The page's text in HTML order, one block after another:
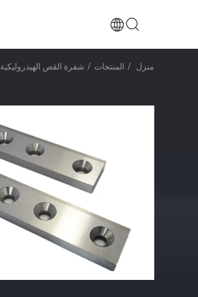
منزل / المنتجات / شفرة القص الهيدروليكية